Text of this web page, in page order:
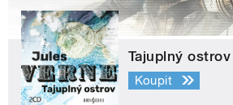
Tajuplný ostrov
Koupit